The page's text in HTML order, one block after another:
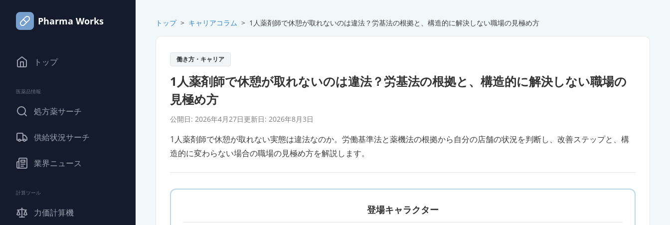
Pharma Works
トップ
医薬品情報
処方薬サーチ
供給状況サーチ
業界ニュース
計算ツール
力価計算機
トップ > キャリアコラム > 1人薬剤師で休憩が取れないのは違法？労基法の根拠と、構造的に解決しない職場の見極め方
働き方・キャリア
1人薬剤師で休憩が取れないのは違法？労基法の根拠と、構造的に解決しない職場の
見極め方
公開日: 2026年4月27日更新日: 2026年8月3日
1人薬剤師で休憩が取れない実態は違法なのか。労働基準法と薬機法の根拠から自分の店舗の状況を判断し、改善ステップと、構
造的に変わらない場合の職場の見極め方を解説します。
登場キャラクター